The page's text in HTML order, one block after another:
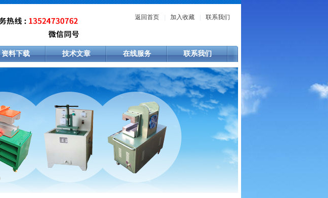
返回首页 加入收藏 联系我们
资料下载 技术文章 在线服务 联系我们